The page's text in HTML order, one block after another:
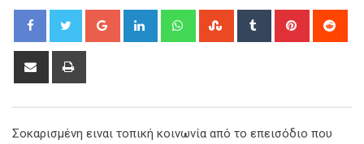
Google+ LinkedIn WhatsappStumbleUpon
Tumblr Pinterest
Share
Σοκαρισμένη ειναι τοπική κοινωνία από το επεισόδιο που